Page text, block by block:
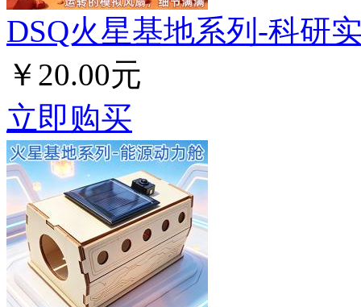
DSQ火星基地系列-科研
￥20.00元
立即购买